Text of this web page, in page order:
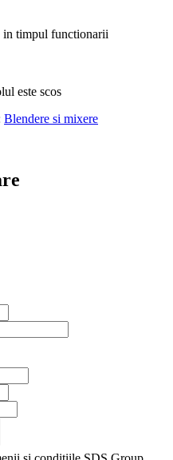
in timpul functionarii
este scos
Blendere si mixere